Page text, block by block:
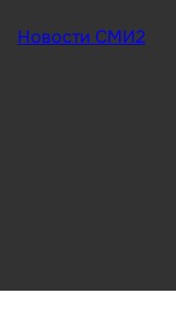
Новости СМИ2